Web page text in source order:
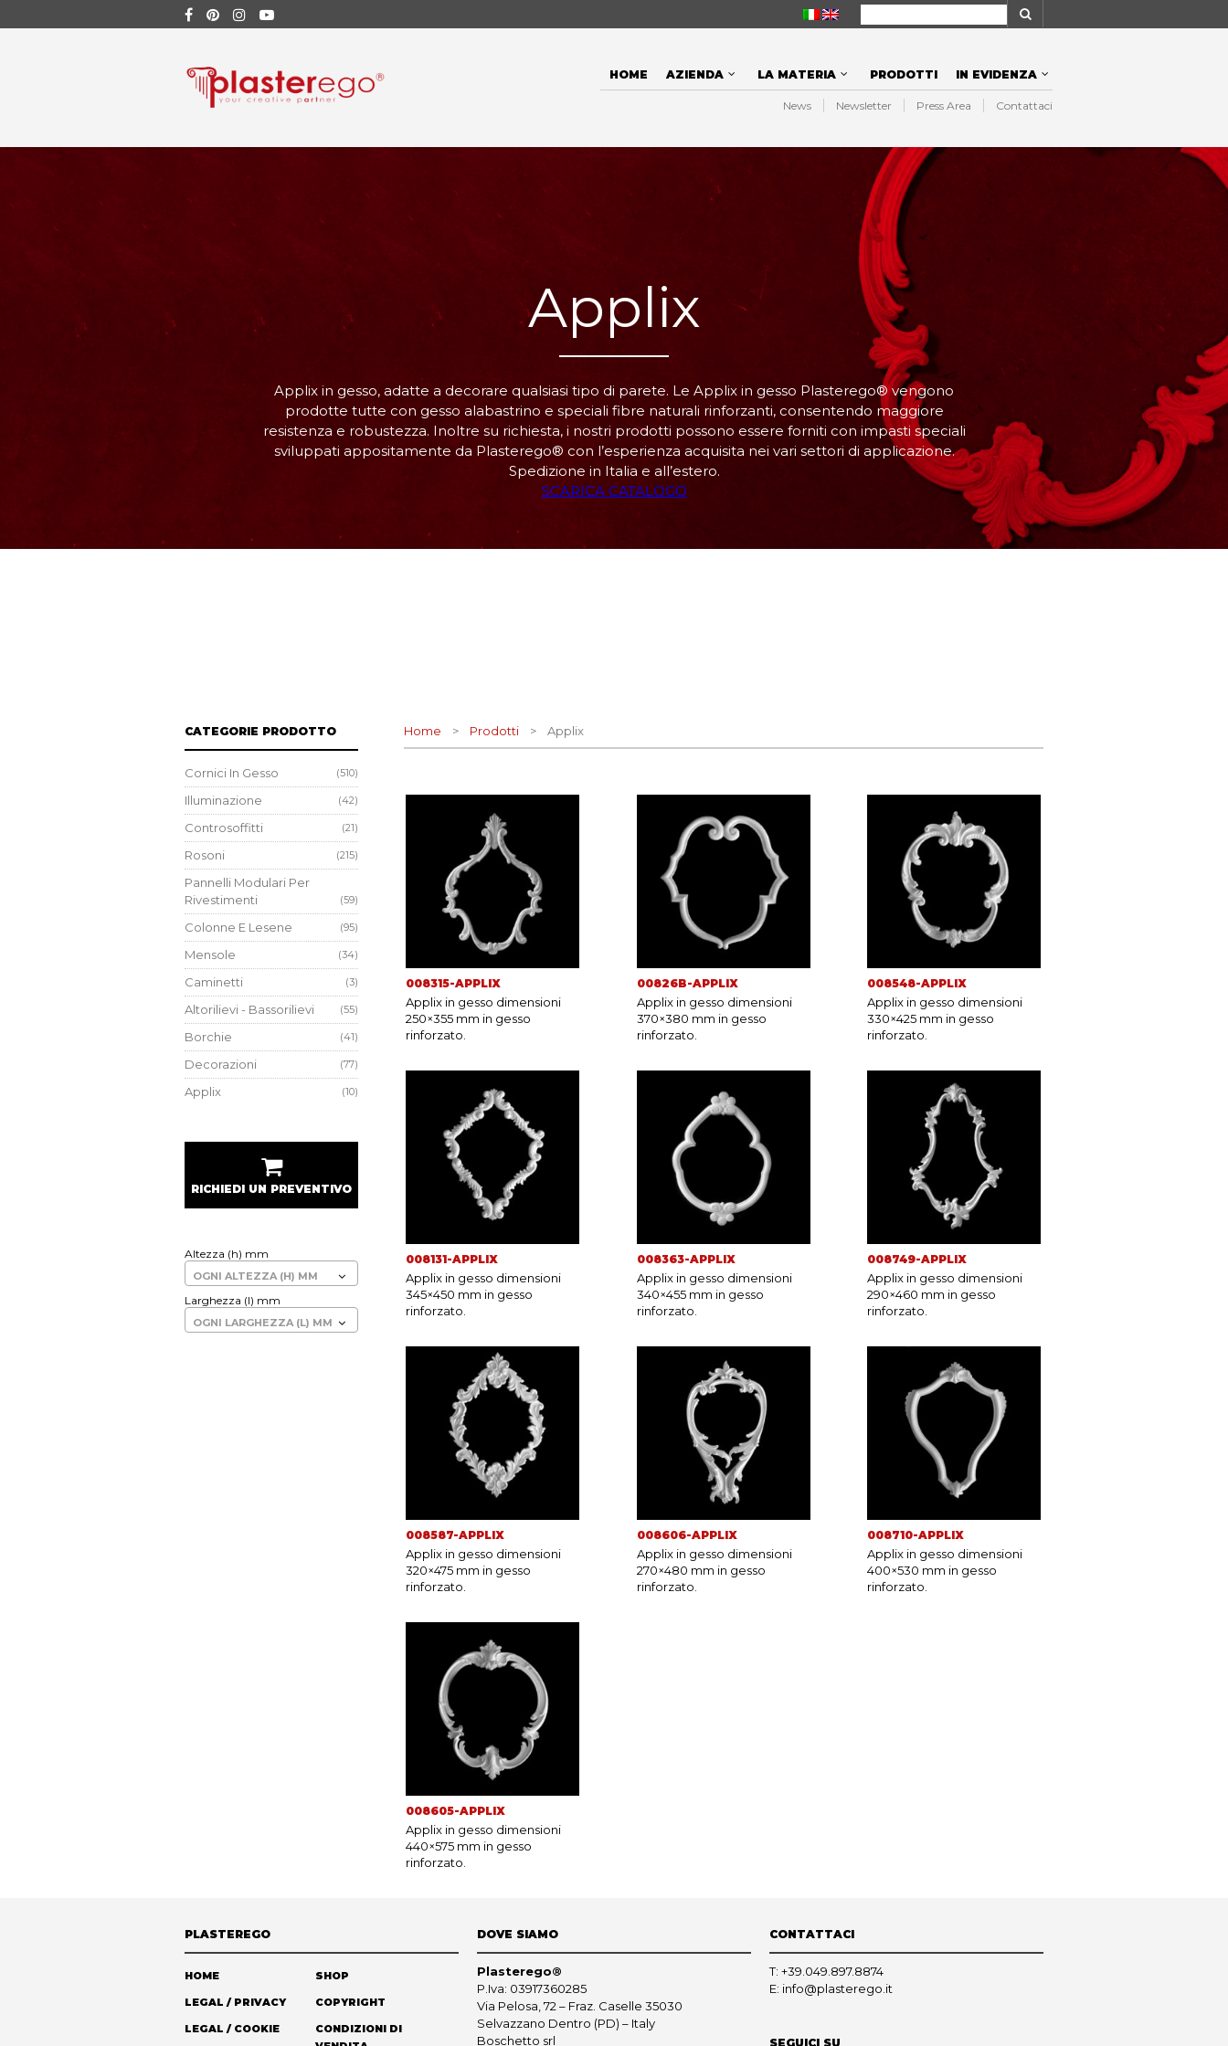
HOME AZIENDA LA MATERIA PRODOTTI IN EVIDENZA
News Newsletter Press Area Contattaci
NAVIGATION
Applix
Applix in gesso, adatte a decorare qualsiasi tipo di parete. Le Applix in gesso Plasterego® vengono
prodotte tutte con gesso alabastrino e speciali fibre naturali rinforzanti, consentendo maggiore
resistenza e robustezza. Inoltre su richiesta, i nostri prodotti possono essere forniti con impasti speciali
sviluppati appositamente da Plasterego® con l’esperienza acquisita nei vari settori di applicazione.
Spedizione in Italia e all’estero.
SCARICA CATALOGO
Home > Prodotti > Applix
008315-APPLIX
Applix in gesso dimensioni
250×355 mm in gesso
rinforzato.
00826B-APPLIX
Applix in gesso dimensioni
370×380 mm in gesso
rinforzato.
008548-APPLIX
Applix in gesso dimensioni
330×425 mm in gesso
rinforzato.
008131-APPLIX
Applix in gesso dimensioni
345×450 mm in gesso
rinforzato.
008363-APPLIX
Applix in gesso dimensioni
340×455 mm in gesso
rinforzato.
008749-APPLIX
Applix in gesso dimensioni
290×460 mm in gesso
rinforzato.
008587-APPLIX
Applix in gesso dimensioni
320×475 mm in gesso
rinforzato.
008606-APPLIX
Applix in gesso dimensioni
270×480 mm in gesso
rinforzato.
008710-APPLIX
Applix in gesso dimensioni
400×530 mm in gesso
rinforzato.
008605-APPLIX
Applix in gesso dimensioni
440×575 mm in gesso
rinforzato.
CATEGORIE PRODOTTO
Cornici In Gesso (510)
Illuminazione (42)
Controsoffitti (21)
Rosoni (215)
Pannelli Modulari Per
Rivestimenti
(59)
Colonne E Lesene (95)
Mensole (34)
Caminetti (3)
Altorilievi - Bassorilievi (55)
Borchie (41)
Decorazioni (77)
Applix (10)
RICHIEDI UN PREVENTIVO
altezza (h) mm
OGNI ALTEZZA (H) MM
larghezza (l) mm
OGNI LARGHEZZA (L) MM
PLASTEREGO
HOME SHOP
LEGAL / PRIVACY COPYRIGHT
LEGAL / COOKIE
CONDIZIONI DI
DOVE SIAMO
Plasterego®
P.Iva: 03917360285
Via Pelosa, 72 – Fraz. Caselle 35030
Selvazzano Dentro (PD) – Italy
Boschetto srl
CONTATTACI
T: +39.049.897.8874
E: info@plasterego.it
SEGUICI SU